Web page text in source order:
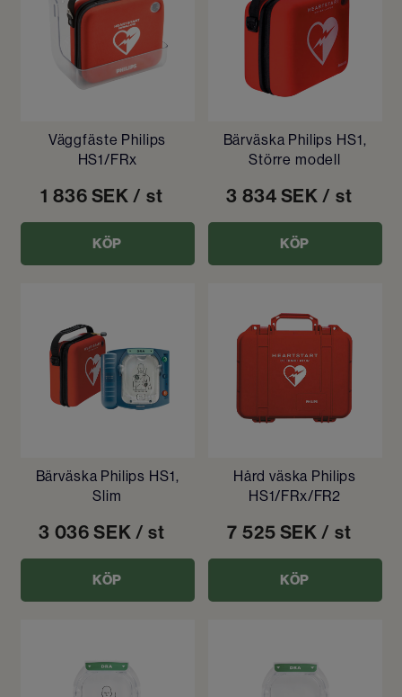
Väggfäste Philips
HS1/FRx
1 836 SEK / st
KÖP
Bärväska Philips HS1,
Större modell
3 834 SEK / st
KÖP
Bärväska Philips HS1,
Slim
3 036 SEK / st
KÖP
Hård väska Philips
HS1/FRx/FR2
7 525 SEK / st
KÖP